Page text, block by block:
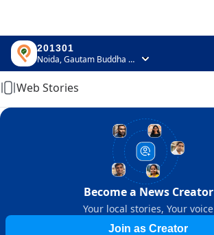
201301
Noida, Gautam Buddha Nagar, Uttar Pradesh
Home
Web Stories
Become a News Creator
Your local stories, Your voice
Join as Creator